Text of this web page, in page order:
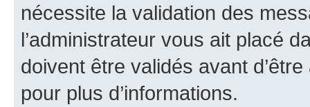
nécessite la validation des
l’administrateur vous ait placé
doivent être validés avant
pour plus d’informations.